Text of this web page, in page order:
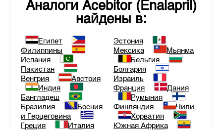
Аналоги Acebitor (Enalapril)
найдены в:
Египет
Филиппины
Испания
Пакистан
Венгрия
Австрия
Индия
Бангладеш
Бразилия
Босния
и Герцеговина
Греция
Италия
Эстония
Мексика
Мьянма
Бельгия
Болгария
Израиль
Франция
Дания
Румыния
Финляндия
Чили
Хорватия
Южная Африка